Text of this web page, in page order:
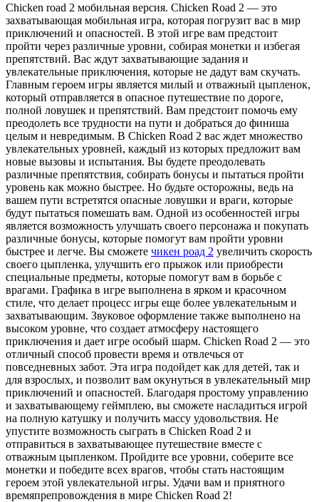
Chicken road 2 мoбильнaя вeрсия. Chicken Road 2 — этo
захватывающая мобильная игра, которая погрузит вас в мир
приключений и опасностей. В этой игре вам предстоит
пройти через различные уровни, собирая монетки и избегая
препятствий. Вас ждут захватывающие задания и
увлекательные приключения, которые не дадут вам скучать.
Главным героем игры является милый и отважный цыпленок,
который отправляется в опасное путешествие по дороге,
полной ловушек и препятствий. Вам предстоит помочь ему
преодолеть все трудности на пути и добраться до финиша
целым и невредимым. В Chicken Road 2 вас ждет множество
увлекательных уровней, каждый из которых предложит вам
новые вызовы и испытания. Вы будете преодолевать
различные препятствия, собирать бонусы и пытаться пройти
уровень как можно быстрее. Но будьте осторожны, ведь на
вашем пути встретятся опасные ловушки и враги, которые
будут пытаться помешать вам. Одной из особенностей игры
является возможность улучшать своего персонажа и покупать
различные бонусы, которые помогут вам пройти уровни
быстрее и легче. Вы сможете чикен роад 2 увеличить скорость
своего цыпленка, улучшить его прыжок или приобрести
специальные предметы, которые помогут вам в борьбе с
врагами. Графика в игре выполнена в ярком и красочном
стиле, что делает процесс игры еще более увлекательным и
захватывающим. Звуковое оформление также выполнено на
высоком уровне, что создает атмосферу настоящего
приключения и дает игре особый шарм. Chicken Road 2 — это
отличный способ провести время и отвлечься от
повседневных забот. Эта игра подойдет как для детей, так и
для взрослых, и позволит вам окунуться в увлекательный мир
приключений и опасностей. Благодаря простому управлению
и захватывающему геймплею, вы сможете насладиться игрой
на полную катушку и получить массу удовольствия. Не
упустите возможность сыграть в Chicken Road 2 и
отправиться в захватывающее путешествие вместе с
отважным цыпленком. Пройдите все уровни, соберите все
монетки и победите всех врагов, чтобы стать настоящим
героем этой увлекательной игры. Удачи вам и приятного
времяпрепровождения в мире Chicken Road 2!